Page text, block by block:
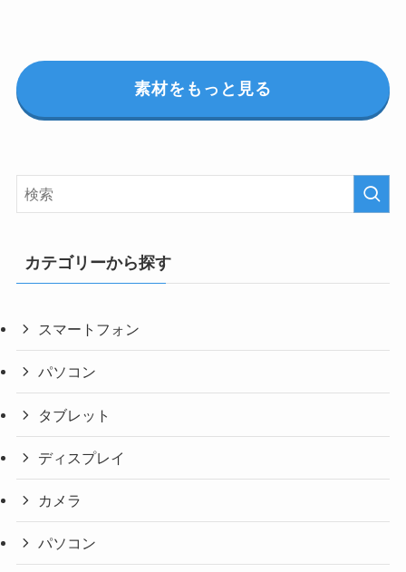
素材をもっと見る
カテゴリーから探す
スマートフォン
パソコン
タブレット
ディスプレイ
カメラ
パソコン